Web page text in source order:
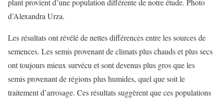
d’Alexandra Urza.
Les résultats ont révélé de nettes différences entre les sources de
semences. Les semis provenant de climats plus chauds et plus secs
ont toujours mieux survécu et sont devenus plus gros que les
semis provenant de régions plus humides, quel que soit le
traitement d’arrosage. Ces résultats suggèrent que ces populations